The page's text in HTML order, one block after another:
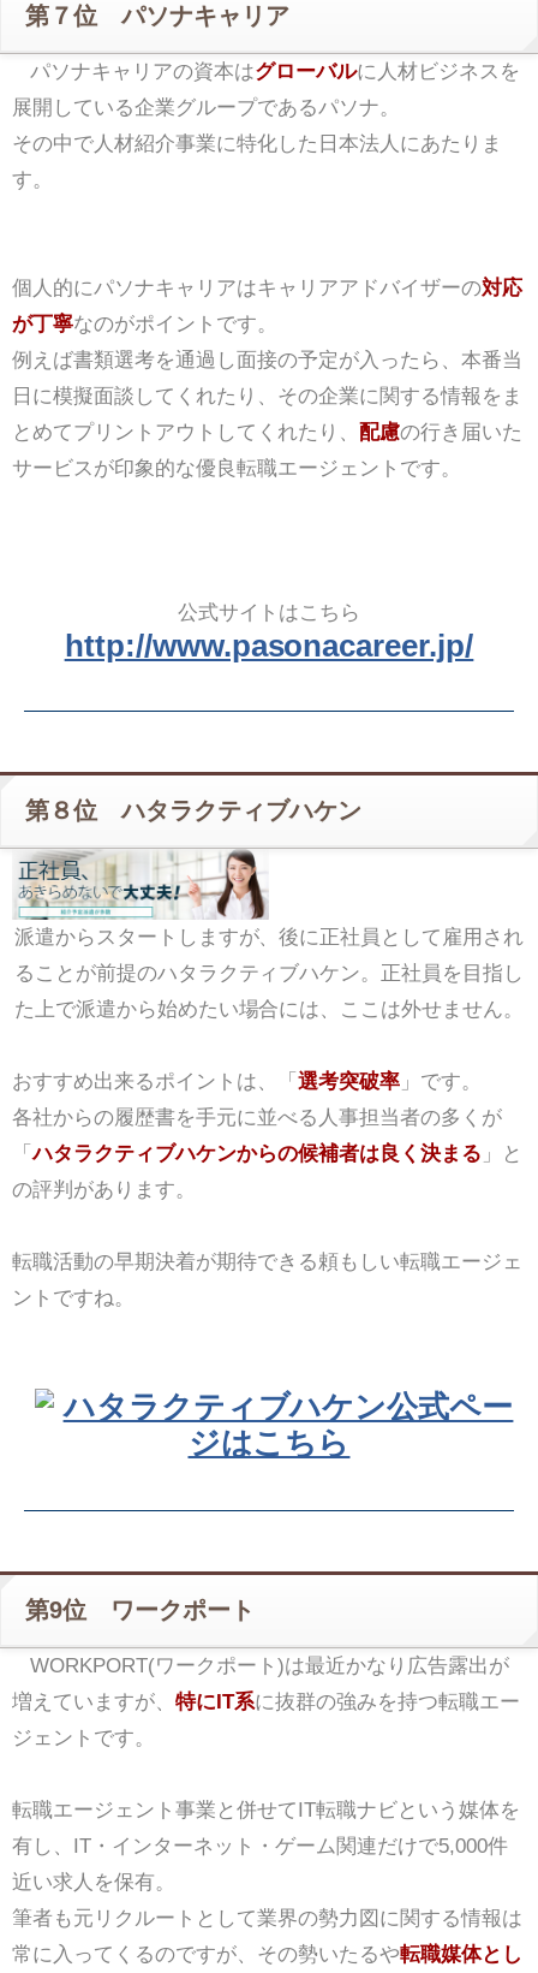
第７位 パソナキャリア
パソナキャリアの資本はグローバルに人材ビジネスを
展開している企業グループであるパソナ。
その中で人材紹介事業に特化した日本法人にあたりま
す。
個人的にパソナキャリアはキャリアアドバイザーの対応
が丁寧なのがポイントです。
例えば書類選考を通過し面接の予定が入ったら、本番当
日に模擬面談してくれたり、その企業に関する情報をま
とめてプリントアウトしてくれたり、 配慮の行き届いた
サービスが印象的な優良転職エージェントです。
公式サイトはこちら
http://www.pasonacareer.jp/
第８位 ハタラクティブハケン
派遣からスタートしますが、後に正社員として雇用され
ることが前提のハタラクティブハケン。正社員を目指し
た上で派遣から始めたい場合には、ここは外せません。
おすすめ出来るポイントは、「 選考突破率」です。
各社からの履歴書を手元に並べる人事担当者の多くが
「ハタラクティブハケンからの候補者は良く決まる 」と
の評判があります。
転職活動の早期決着が期待できる頼もしい転職エージェ
ントですね。
ハタラクティブハケン公式ペー
ジはこちら
第9位 ワークポート
WORKPORT(ワークポート)は最近かなり広告露出が
増えていますが、 特にIT系に抜群の強みを持つ転職エー
ジェントです。
転職エージェント事業と併せてIT転職ナビという媒体を
有し、IT・インターネット・ゲーム関連だけで5,000件
近い求人を保有。
筆者も元リクルートとして業界の勢力図に関する情報は
常に入ってくるのですが、その勢いたるや転職媒体とし